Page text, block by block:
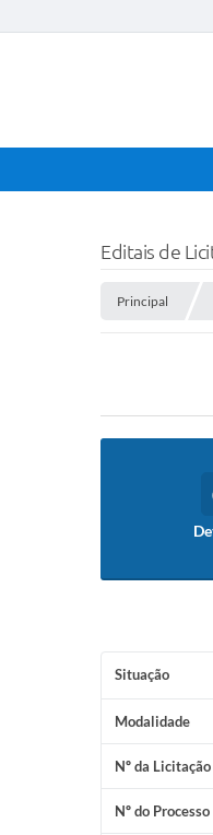
Editais de
Principal
Situação
Modalidade
Nº da Licitação
Nº do Processo